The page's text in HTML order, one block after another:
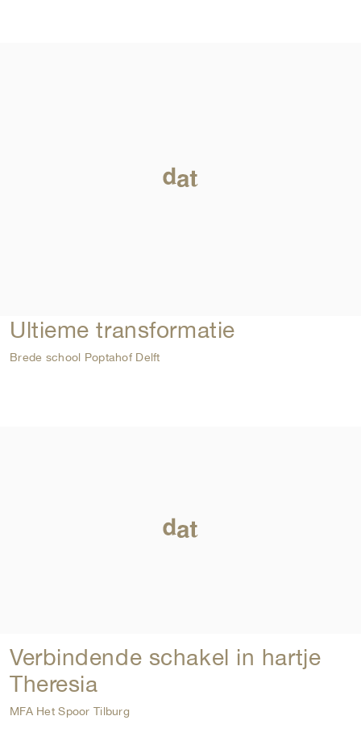
Ultieme transformatie
Brede school Poptahof Delft
Verbindende schakel in hartje
Theresia
MFA Het Spoor Tilburg